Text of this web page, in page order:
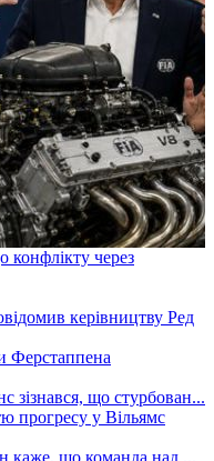
через
Ферстаппена
прогресу у Вільямс